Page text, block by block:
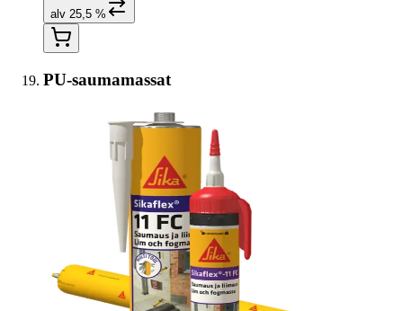
alv 25,5 %
PU-saumamassat